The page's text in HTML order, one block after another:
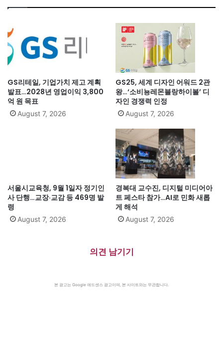
GS리테일, 기업가치 제고 계획
발표…2028년 영업이익 3,800
억 원 목표
August 7, 2026
GS25, 세계 디자인 어워드 2관
왕…‘소비뇽레몬블랑하이볼’ 디
자인 경쟁력 인정
August 7, 2026
서울시교육청, 9월 1일자 정기인
사 단행…교장·교감 등 469명 발
령
August 7, 2026
경복대 교수진, 디지털 미디어아
트 페스타 참가…AI로 민화 새롭
게 해석
August 7, 2026
의견 남기기
본 광고는 Google 애드센스 광고이며, 본 사이트와는 무관합니다.